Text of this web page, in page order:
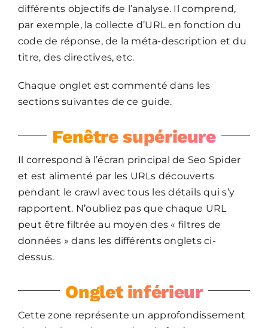
différents objectifs de l’analyse. Il comprend,
par exemple, la collecte d’URL en fonction du
code de réponse, de la méta-description et du
titre, des directives, etc.
Chaque onglet est commenté dans les
sections suivantes de ce guide.
Fenêtre supérieure
Il correspond à l’écran principal de Seo Spider
et est alimenté par les URLs découverts
pendant le crawl avec tous les détails qui s’y
rapportent. N’oubliez pas que chaque URL
peut être filtrée au moyen des « filtres de
données » dans les différents onglets ci-
dessus.
Onglet inférieur
Cette zone représente un approfondissement